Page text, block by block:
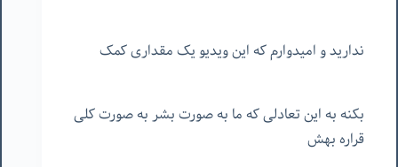
ندارید و امیدوارم که این ویدیو یک مقداری کمک
بکنه به این تعادلی که ما به صورت بشر به صورت کلی
قراره بهش